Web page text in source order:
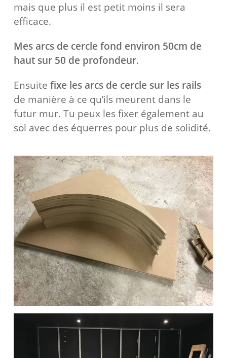
mais que plus il est petit moins il sera
efficace.
Mes arcs de cercle fond environ 50cm de
haut sur 50 de profondeur.
Ensuite fixe les arcs de cercle sur les rails
de manière à ce qu’ils meurent dans le
futur mur. Tu peux les fixer également au
sol avec des équerres pour plus de solidité.